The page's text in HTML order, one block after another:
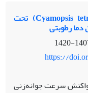
مدل‌سازی جوانه‌زنی گوار (Cyamopsis tetragonoloba) تحت
دما رطوبتی
1407-
https://
سرعت جوانه‌زنی